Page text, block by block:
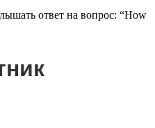
ответ на вопрос: “How